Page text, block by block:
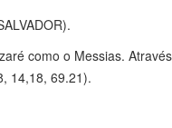
como o Messias.
14,18, 69.21).